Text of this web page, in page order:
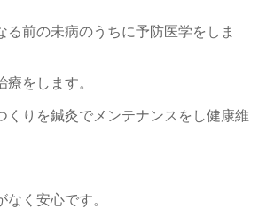
る前の未病のうちに予防医学をしま
をします。
くりを鍼灸でメンテナンスをし健康維
く安心です。